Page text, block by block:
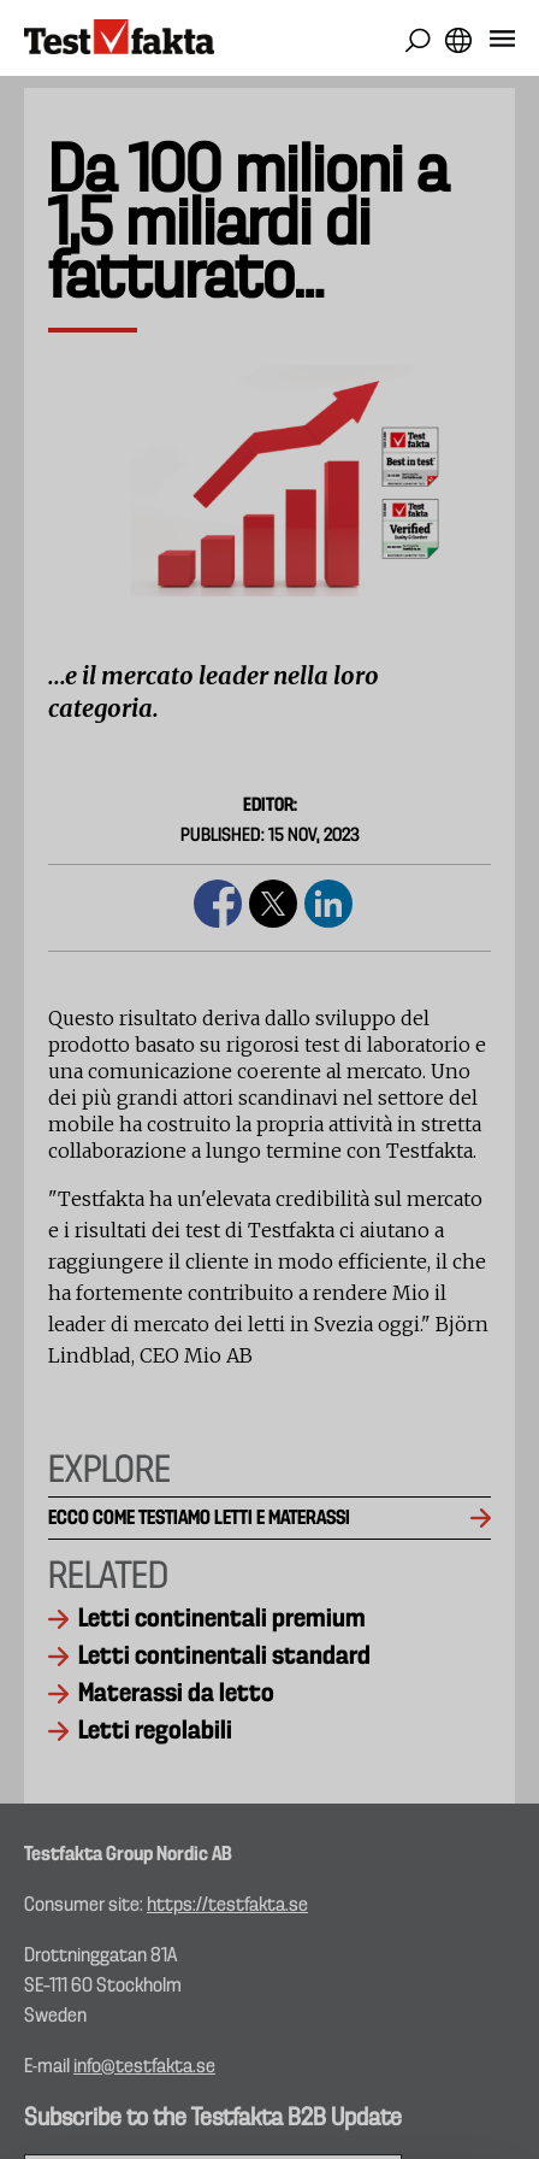
contenuto
Da 100 milioni a
1,5 miliardi di
fatturato…
...e il mercato leader nella loro
categoria.
EDITOR:
PUBLISHED: 15 NOV, 2023
Questo risultato deriva dallo sviluppo del
prodotto basato su rigorosi test di laboratorio e
una comunicazione coerente al mercato. Uno
dei più grandi attori scandinavi nel settore del
mobile ha costruito la propria attività in stretta
collaborazione a lungo termine con Testfakta.
"Testfakta ha un'elevata credibilità sul mercato
e i risultati dei test di Testfakta ci aiutano a
raggiungere il cliente in modo efficiente, il che
ha fortemente contribuito a rendere Mio il
leader di mercato dei letti in Svezia oggi." Björn
Lindblad, CEO Mio AB
EXPLORE
ECCO COME TESTIAMO LETTI E MATERASSI
RELATED
Letti continentali premium
Letti continentali standard
Materassi da letto
Letti regolabili
Testfakta Group Nordic AB
Consumer site: https://testfakta.se
Drottninggatan 81A
SE–111 60 Stockholm
Sweden
E-mail info@testfakta.se
Subscribe to the Testfakta B2B Update